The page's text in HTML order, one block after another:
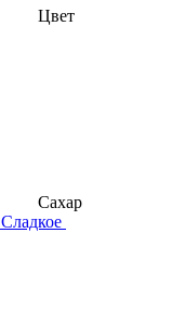
Цвет
Сахар
Сладкое